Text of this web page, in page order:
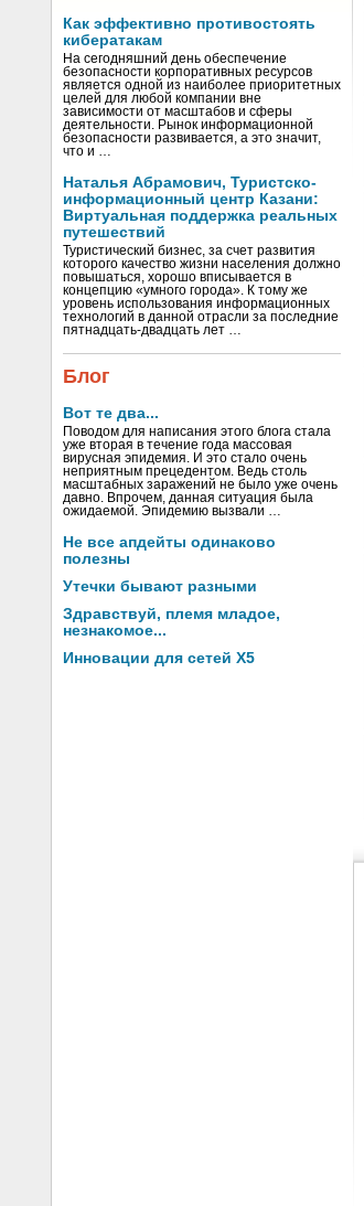
Как эффективно противостоять
кибератакам
На сегодняшний день обеспечение
безопасности корпоративных ресурсов
является одной из наиболее приоритетных
целей для любой компании вне
зависимости от масштабов и сферы
деятельности. Рынок информационной
безопасности развивается, а это значит,
что и …
Наталья Абрамович, Туристско-
информационный центр Казани:
Виртуальная поддержка реальных
путешествий
Туристический бизнес, за счет развития
которого качество жизни населения должно
повышаться, хорошо вписывается в
концепцию «умного города». К тому же
уровень использования информационных
технологий в данной отрасли за последние
пятнадцать-двадцать лет …
Блог
Вот те два...
Поводом для написания этого блога стала
уже вторая в течение года массовая
вирусная эпидемия. И это стало очень
неприятным прецедентом. Ведь столь
масштабных заражений не было уже очень
давно. Впрочем, данная ситуация была
ожидаемой. Эпидемию вызвали …
Не все апдейты одинаково
полезны
Утечки бывают разными
Здравствуй, племя младое,
незнакомое...
Инновации для сетей X5